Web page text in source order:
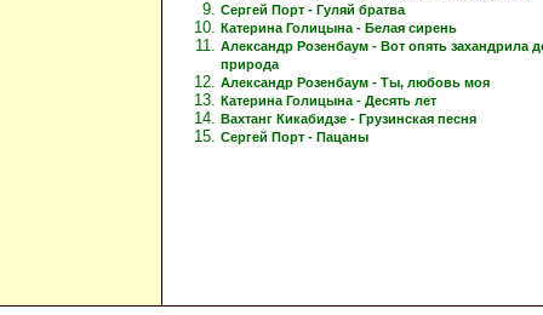
Сергей Порт - Гуляй братва
Катерина Голицына - Белая сирень
Александр Розенбаум - Вот опять захандрила
природа
Александр Розенбаум - Ты, любовь моя
Катерина Голицына - Десять лет
Вахтанг Кикабидзе - Грузинская песня
Сергей Порт - Пацаны